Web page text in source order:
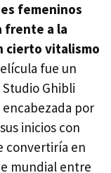
femeninos
frente a la
cierto vitalismo
fue un
Ghibli
por
inicios con
convertiría en
mundial entre